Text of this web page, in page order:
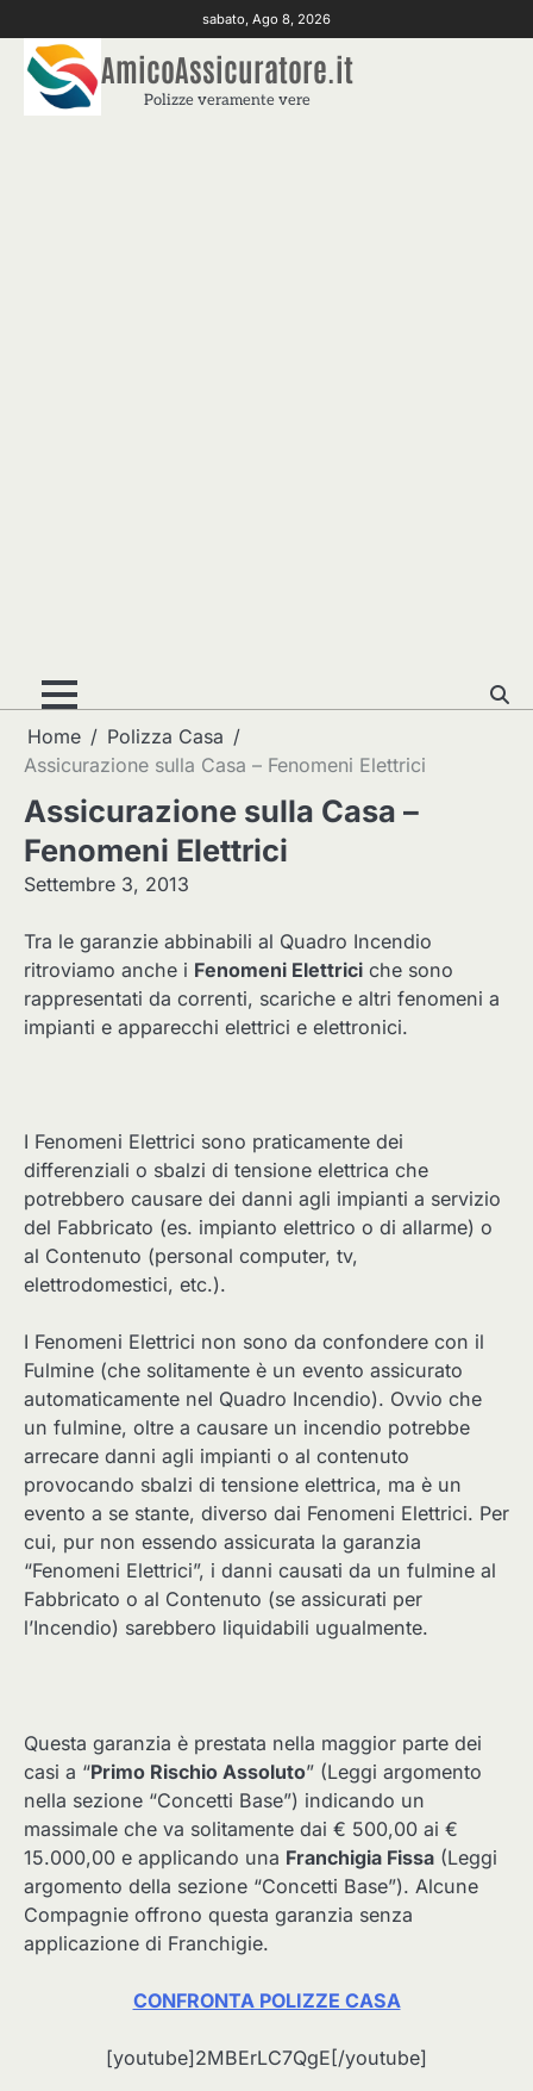
to
content
sabato, Ago 8, 2026
AmicoAssicuratore.it
Polizze veramente vere
Home
Polizza Casa
Assicurazione sulla Casa – Fenomeni Elettrici
Assicurazione sulla Casa –
Fenomeni Elettrici
Settembre 3, 2013
Tra le garanzie abbinabili al Quadro Incendio
ritroviamo anche i Fenomeni Elettrici che sono
rappresentati da correnti, scariche e altri fenomeni a
impianti e apparecchi elettrici e elettronici.
I Fenomeni Elettrici sono praticamente dei
differenziali o sbalzi di tensione elettrica che
potrebbero causare dei danni agli impianti a servizio
del Fabbricato (es. impianto elettrico o di allarme) o
al Contenuto (personal computer, tv,
elettrodomestici, etc.).
I Fenomeni Elettrici non sono da confondere con il
Fulmine (che solitamente è un evento assicurato
automaticamente nel Quadro Incendio). Ovvio che
un fulmine, oltre a causare un incendio potrebbe
arrecare danni agli impianti o al contenuto
provocando sbalzi di tensione elettrica, ma è un
evento a se stante, diverso dai Fenomeni Elettrici. Per
cui, pur non essendo assicurata la garanzia
“Fenomeni Elettrici”, i danni causati da un fulmine al
Fabbricato o al Contenuto (se assicurati per
l’Incendio) sarebbero liquidabili ugualmente.
Questa garanzia è prestata nella maggior parte dei
casi a “Primo Rischio Assoluto” (Leggi argomento
nella sezione “Concetti Base”) indicando un
massimale che va solitamente dai € 500,00 ai €
15.000,00 e applicando una Franchigia Fissa (Leggi
argomento della sezione “Concetti Base”). Alcune
Compagnie offrono questa garanzia senza
applicazione di Franchigie.
CONFRONTA POLIZZE CASA
[youtube]2MBErLC7QgE[/youtube]